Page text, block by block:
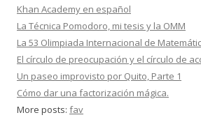
Khan Academy en español
La Técnica Pomodoro, mi tesis y la OMM
La 53 Olimpiada Internacional de
El círculo de preocupación y el círculo de
Un paseo improvisto por Quito, Parte 1
Cómo dar una factorización mágica.
More posts: fav